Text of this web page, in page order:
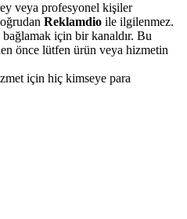
veya profesyonel kişiler
Reklamdio ile ilgilenmez.
için bir kanaldır. Bu
önce lütfen ürün veya hizmetin
için hiç kimseye para